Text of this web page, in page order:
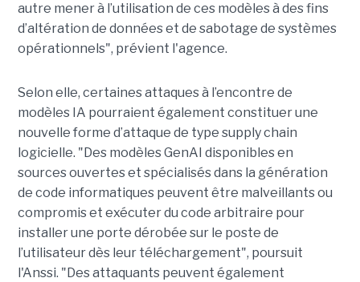
autre mener à l’utilisation de ces modèles à des fins
d’altération de données et de sabotage de systèmes
opérationnels", prévient l'agence.
Selon elle, certaines attaques à l’encontre de
modèles IA pourraient également constituer une
nouvelle forme d’attaque de type supply chain
logicielle. "Des modèles GenAI disponibles en
sources ouvertes et spécialisés dans la génération
de code informatiques peuvent être malveillants ou
compromis et exécuter du code arbitraire pour
installer une porte dérobée sur le poste de
l’utilisateur dès leur téléchargement", poursuit
l'Anssi. "Des attaquants peuvent également